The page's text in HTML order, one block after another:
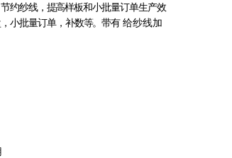
约纱线，提高样板和小批量订单生产效
小批量订单，补数等。带有 给纱线加